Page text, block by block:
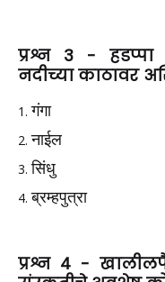
प्रश्न 3 -
नदीच्या काठावर
गंगा
नाईल
सिंधु
ब्रम्हपुत्रा
प्रश्न 4 -